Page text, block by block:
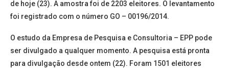
de hoje (23). A amostra foi de 2203 eleitores. O levantamento
foi registrado com o número GO – 00196/2014.
O estudo da Empresa de Pesquisa e Consultoria – EPP pode
ser divulgado a qualquer momento. A pesquisa está pronta
para divulgação desde ontem (22). Foram 1501 eleitores